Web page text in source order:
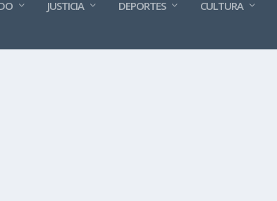
JUSTICIA DEPORTES CULTURA